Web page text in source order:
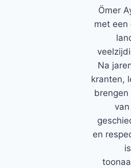
Ömer
met een
Na
kranten,
en